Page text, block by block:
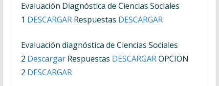
Evaluación Diagnóstica de Ciencias Sociales
1 DESCARGARRespuestas DESCARGAR
Evaluación diagnóstica de Ciencias Sociales
2 DescargarRespuestas DESCARGAROPCION
2 DESCARGAR